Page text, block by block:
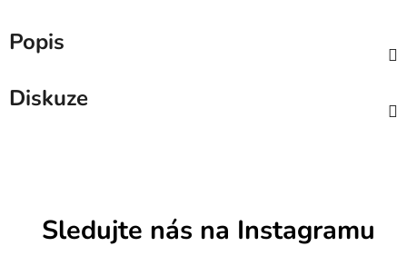
Popis
Diskuze
Sledujte nás na Instagramu